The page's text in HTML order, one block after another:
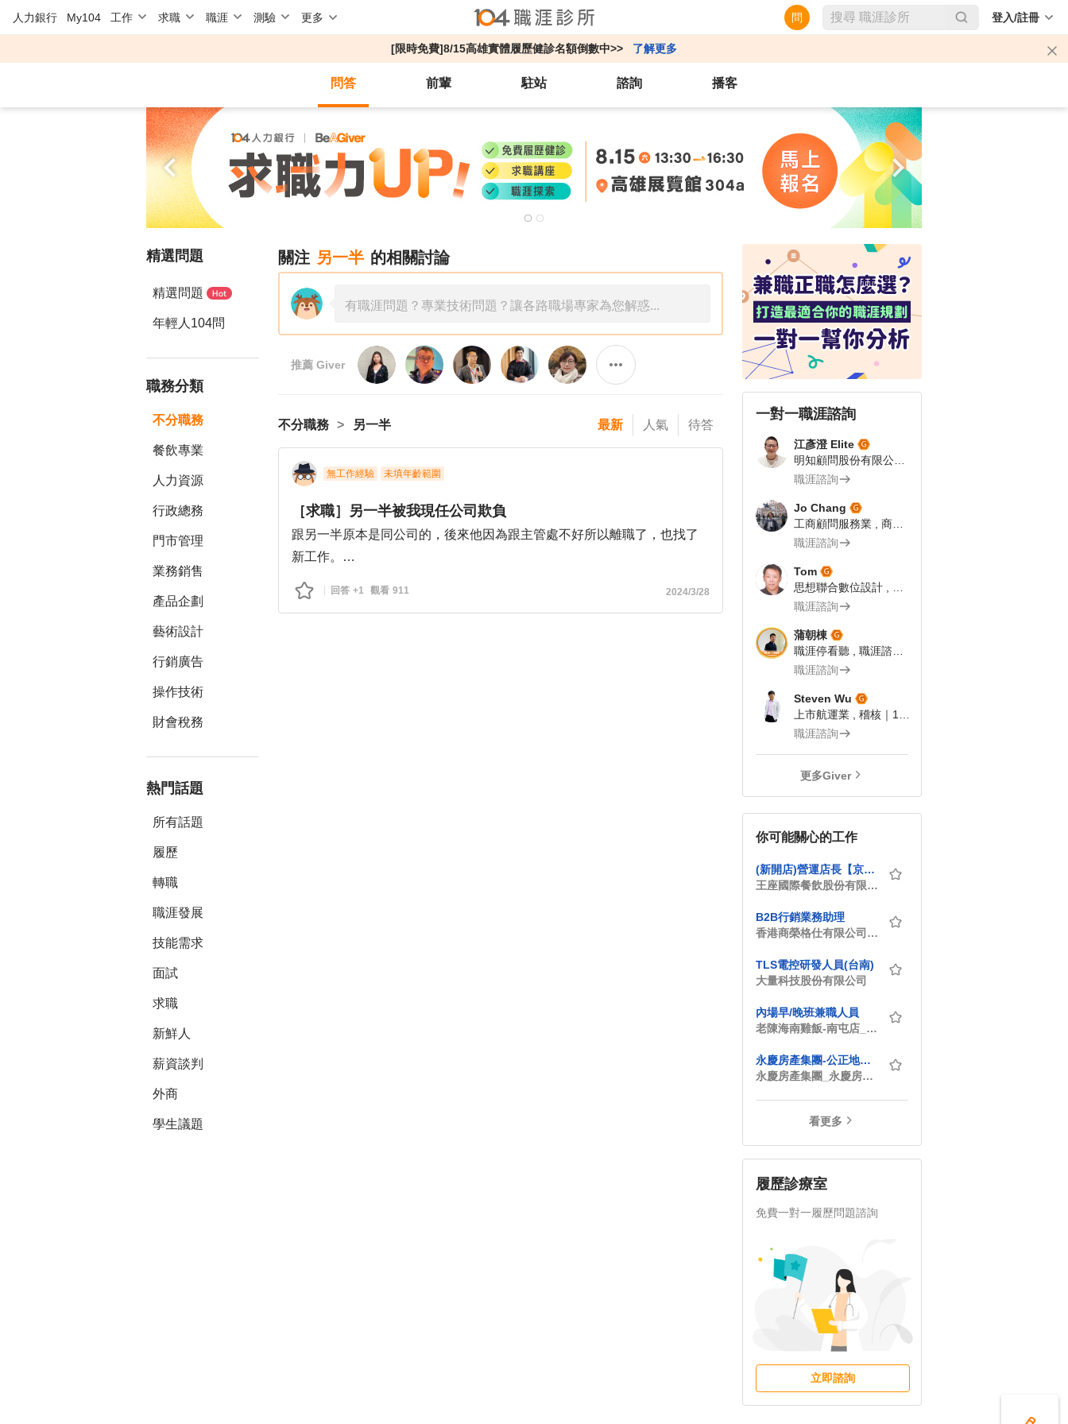
人力銀行 My104 工作 求職 職涯 測驗 更多 問 登入/註冊
[限時免費]8/15高雄實體履歷健診名額倒數中>> 了解更多
問答 前輩 駐站 諮詢 播客
精選問題
精選問題
年輕人104問
職務分類
不分職務
餐飲專業
人力資源
行政總務
門市管理
業務銷售
產品企劃
藝術設計
行銷廣告
操作技術
財會稅務
熱門話題
所有話題
履歷
轉職
職涯發展
技能需求
面試
求職
新鮮人
薪資談判
外商
學生議題
關注 另一半 的相關討論
推薦 Giver
不分職務 另一半 最新 人氣 待答
無工作經驗 未填年齡範圍
［求職］另一半被我現任公司欺負
跟另一半原本是同公司的，後來他因為跟主管處不好所以離職了，也找了
新工作。
但我還是在原本的職務繼續努力。
後來事過境遷，該主管需要他，所以跟他道歉拜託他回去。
回答 +1 觀看 911 2024/3/28
一對一職涯諮詢
江彥澄 Elite
職涯諮詢
Jo Chang
職涯諮詢
Tom
職涯諮詢
蒲朝棟
職涯諮詢
Steven Wu
職涯諮詢
更多Giver
你可能關心的工作
(新開店)營運店長【京都勝牛-高雄店】月薪53,000-61,500 #另有門市達標獎金
王座國際餐飲股份有限公司
B2B行銷業務助理
香港商榮格仕有限公司台灣分公司
TLS電控研發人員(台南)
大量科技股份有限公司
內場早/晚班兼職人員
老陳海南雞飯-南屯店_向心老陳海南雞飯
永慶房產集團-公正地政士聯合事務所-代書助理(歡迎不動產相關科系加入) D91
永慶房產集團_永慶房屋仲介股份有限公司
看更多
履歷診療室
免費一對一履歷問題諮詢
立即諮詢